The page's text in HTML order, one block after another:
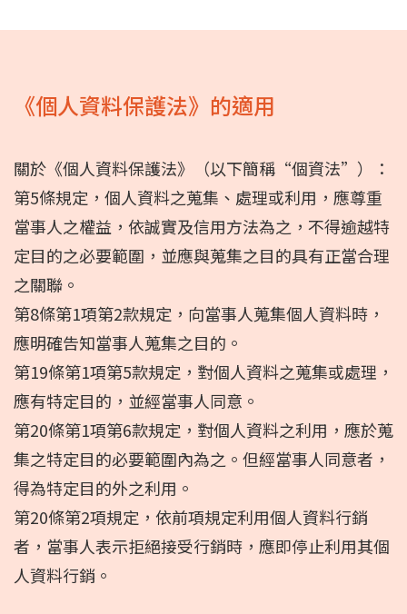
《個人資料保護法》的適用
關於《個人資料保護法》（以下簡稱“個資法”）：
第5條規定，個人資料之蒐集、處理或利用，應尊重
當事人之權益，依誠實及信用方法為之，不得逾越特
定目的之必要範圍，並應與蒐集之目的具有正當合理
之關聯。
第8條第1項第2款規定，向當事人蒐集個人資料時，
應明確告知當事人蒐集之目的。
第19條第1項第5款規定，對個人資料之蒐集或處理，
應有特定目的，並經當事人同意。
第20條第1項第6款規定，對個人資料之利用，應於蒐
集之特定目的必要範圍內為之。但經當事人同意者，
得為特定目的外之利用。
第20條第2項規定，依前項規定利用個人資料行銷
者，當事人表示拒絕接受行銷時，應即停止利用其個
人資料行銷。